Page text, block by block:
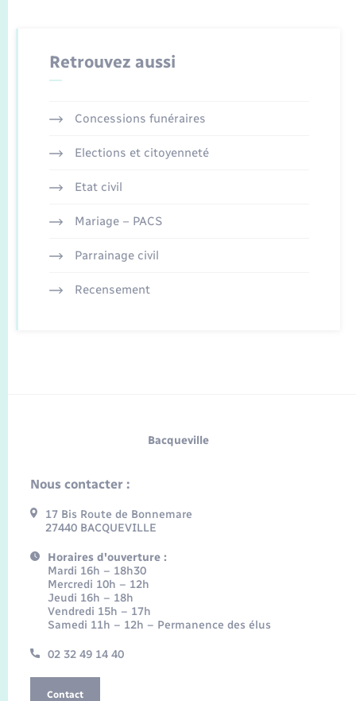
Retrouvez aussi
Concessions funéraires
Elections et citoyenneté
Etat civil
Mariage – PACS
Parrainage civil
Recensement
Bacqueville
Nous contacter :
17 Bis Route de Bonnemare
27440 BACQUEVILLE
Horaires d'ouverture :
Mardi 16h – 18h30
Mercredi 10h – 12h
Jeudi 16h – 18h
Vendredi 15h – 17h
Samedi 11h – 12h – Permanence des élus
02 32 49 14 40
Contact